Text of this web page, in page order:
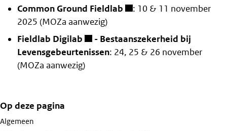
Common Ground Fieldlab
: 10 & 11 november
2025 (MOZa aanwezig)
Fieldlab Digilab
- Bestaanszekerheid bij
Levensgebeurtenissen: 24, 25 & 26 november
(MOZa aanwezig)
Op deze pagina
Algemeen